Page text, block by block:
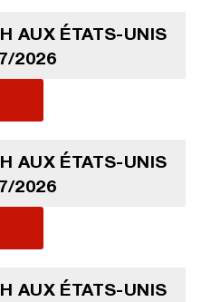
AUX ÉTATS-UNIS
2026
AUX ÉTATS-UNIS
2026
AUX ÉTATS-UNIS